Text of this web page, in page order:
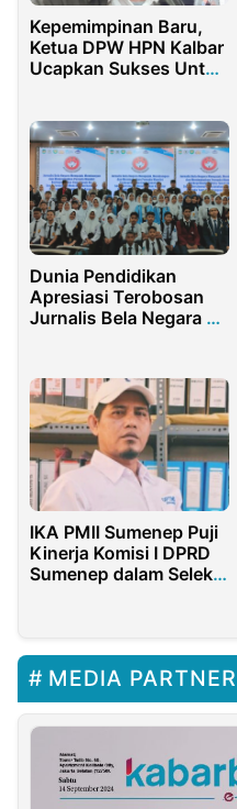
Kepemimpinan Baru,
Ketua DPW HPN Kalbar
Ucapkan Sukses Untuk
Dunia Pendidikan
Apresiasi Terobosan
Jurnalis Bela Negara di
IKA PMII Sumenep Puji
Kinerja Komisi I DPRD
Sumenep dalam Seleksi
MEDIA PARTNER